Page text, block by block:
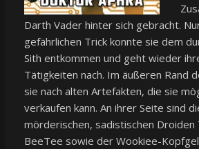
Darth Vader hinter sich gebracht.
gefährlichen Trick konnte sie dem
Sith entkommen und geht wieder
Tätigkeiten nach. Im äußeren Rand
sie nach alten Artefakten, die sie
verkaufen kann. An ihrer Seite sind
mörderischen, sadistischen
BeeTee sowie der Wookiee-